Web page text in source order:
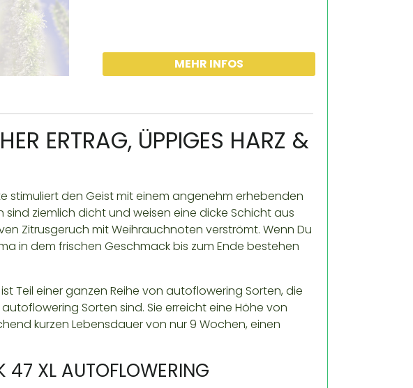
MEHR INFOS
ERTRAG, ÜPPIGES HARZ &
stimuliert den Geist mit einem angenehm erhebenden
sind ziemlich dicht und weisen eine dicke Schicht aus
Zitrusgeruch mit Weihrauchnoten verströmt. Wenn Du
in dem frischen Geschmack bis zum Ende bestehen
Teil einer ganzen Reihe von autoflowering Sorten, die
Sorten sind. Sie erreicht eine Höhe von
kurzen Lebensdauer von nur 9 Wochen, einen
47 XL AUTOFLOWERING